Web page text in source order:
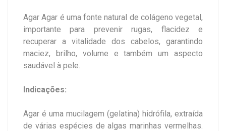
Agar Agar é uma fonte natural de colágeno vegetal,
importante para prevenir rugas, flacidez e
recuperar a vitalidade dos cabelos, garantindo
maciez, brilho, volume e também um aspecto
saudável à pele.
Indicações:
Agar é uma mucilagem (gelatina) hidrófila, extraída
de várias espécies de algas marinhas vermelhas.